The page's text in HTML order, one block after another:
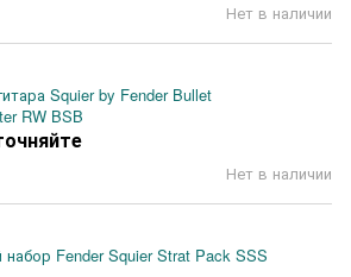
Нет в наличии
Squier by Fender Bullet
RW BSB
Нет в наличии
набор Fender Squier Strat Pack SSS